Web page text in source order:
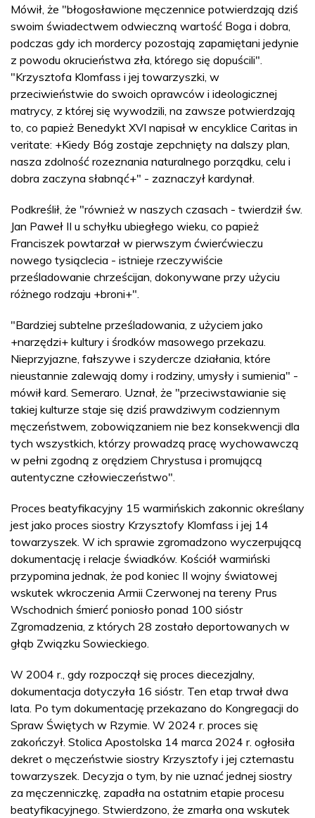
Mówił, że "błogosławione męczennice potwierdzają dziś
swoim świadectwem odwieczną wartość Boga i dobra,
podczas gdy ich mordercy pozostają zapamiętani jedynie
z powodu okrucieństwa zła, którego się dopuścili".
"Krzysztofa Klomfass i jej towarzyszki, w
przeciwieństwie do swoich oprawców i ideologicznej
matrycy, z której się wywodzili, na zawsze potwierdzają
to, co papież Benedykt XVI napisał w encyklice Caritas in
veritate: +Kiedy Bóg zostaje zepchnięty na dalszy plan,
nasza zdolność rozeznania naturalnego porządku, celu i
dobra zaczyna słabnąć+" - zaznaczył kardynał.
Podkreślił, że "również w naszych czasach - twierdził św.
Jan Paweł II u schyłku ubiegłego wieku, co papież
Franciszek powtarzał w pierwszym ćwierćwieczu
nowego tysiąclecia - istnieje rzeczywiście
prześladowanie chrześcijan, dokonywane przy użyciu
różnego rodzaju +broni+".
"Bardziej subtelne prześladowania, z użyciem jako
+narzędzi+ kultury i środków masowego przekazu.
Nieprzyjazne, fałszywe i szydercze działania, które
nieustannie zalewają domy i rodziny, umysły i sumienia" -
mówił kard. Semeraro. Uznał, że "przeciwstawianie się
takiej kulturze staje się dziś prawdziwym codziennym
męczeństwem, zobowiązaniem nie bez konsekwencji dla
tych wszystkich, którzy prowadzą pracę wychowawczą
w pełni zgodną z orędziem Chrystusa i promującą
autentyczne człowieczeństwo".
Proces beatyfikacyjny 15 warmińskich zakonnic określany
jest jako proces siostry Krzysztofy Klomfass i jej 14
towarzyszek. W ich sprawie zgromadzono wyczerpującą
dokumentację i relacje świadków. Kościół warmiński
przypomina jednak, że pod koniec II wojny światowej
wskutek wkroczenia Armii Czerwonej na tereny Prus
Wschodnich śmierć poniosło ponad 100 sióstr
Zgromadzenia, z których 28 zostało deportowanych w
głąb Związku Sowieckiego.
W 2004 r., gdy rozpoczął się proces diecezjalny,
dokumentacja dotyczyła 16 sióstr. Ten etap trwał dwa
lata. Po tym dokumentację przekazano do Kongregacji do
Spraw Świętych w Rzymie. W 2024 r. proces się
zakończył. Stolica Apostolska 14 marca 2024 r. ogłosiła
dekret o męczeństwie siostry Krzysztofy i jej czternastu
towarzyszek. Decyzja o tym, by nie uznać jednej siostry
za męczenniczkę, zapadła na ostatnim etapie procesu
beatyfikacyjnego. Stwierdzono, że zmarła ona wskutek